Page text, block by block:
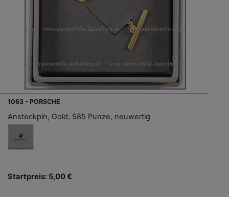
1063 - PORSCHE
Ansteckpin, Gold, 585 Punze, neuwertig
Startpreis: 5,00 €